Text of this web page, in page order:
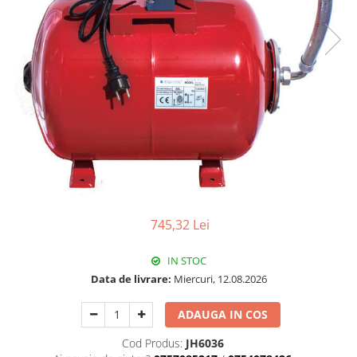
Pachet Centrale Termice
Instant pe gaz natural si GPL
Accesorii centrale pe GAZ si GPL
Cazane, Centrale si Termoseminee
cu functionare pe peleti
Centrale termice electrice
Convectoare pe gaz si convectoare
electrice
Seminee si Sobe
Radiatoare/Calorifere din otel
Radiatoare/Calorifere din otel
Radiatoare/Calorifere Copa
745,32 Lei
IN STOC
Data de livrare: Miercuri, 12.08.2026
ADAUGA IN COS
Cod Produs: JH6036